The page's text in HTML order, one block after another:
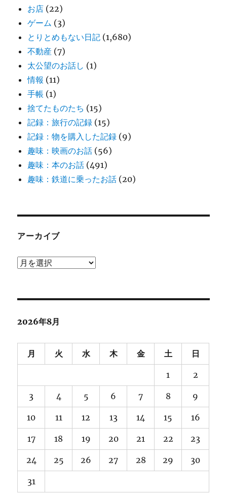
お店 (22)
ゲーム (3)
とりとめもない日記 (1,680)
不動産 (7)
太公望のお話し (1)
情報 (11)
手帳 (1)
捨てたものたち (15)
記録：旅行の記録 (15)
記録：物を購入した記録 (9)
趣味：映画のお話 (56)
趣味：本のお話 (491)
趣味：鉄道に乗ったお話 (20)
アーカイブ
ア
ブ
2026年8月
月 火 水 木 金 土 日
1 2
3 4 5 6 7 8 9
10 11 12 13 14 15 16
17 18 19 20 21 22 23
24 25 26 27 28 29 30
31